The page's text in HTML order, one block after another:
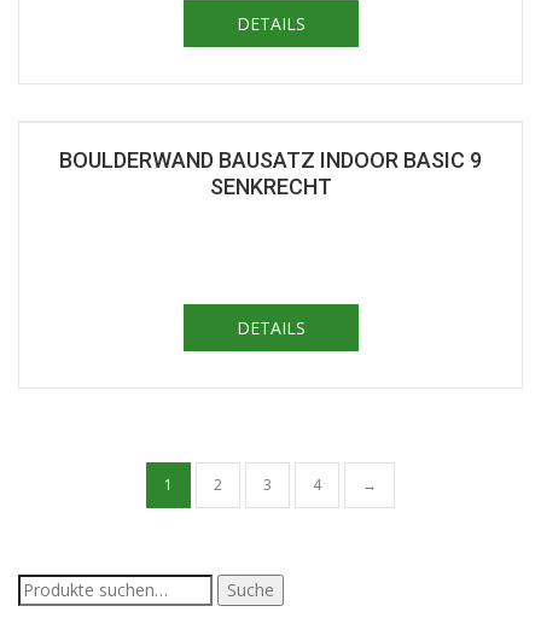
DETAILS
BOULDERWAND BAUSATZ INDOOR BASIC 9
SENKRECHT
DETAILS
1 2 3 4 →
Suche
nach:
Suche